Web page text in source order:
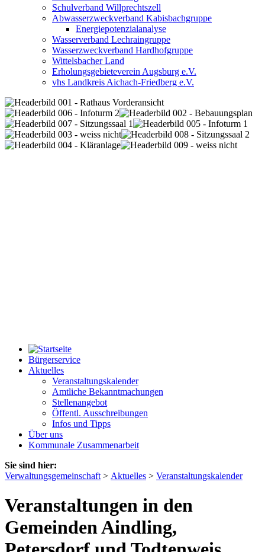
Schulverband Willprechtszell
Abwasserzweckverband Kabisbachgruppe
Energiepotenzialanalyse
Wasserverband Lechraingruppe
Wasserzweckverband Hardhofgruppe
Wittelsbacher Land
Erholungsgebieteverein Augsburg e.V.
vhs Landkreis Aichach-Friedberg e.V.
Bürgerservice
Aktuelles
Veranstaltungskalender
Amtliche Bekanntmachungen
Stellenangebot
Öffentl. Ausschreibungen
Infos und Tipps
Über uns
Kommunale Zusammenarbeit
Sie sind hier:
Verwaltungsgemeinschaft > Aktuelles > Veranstaltungskalender
Veranstaltungen in den
Gemeinden Aindling,